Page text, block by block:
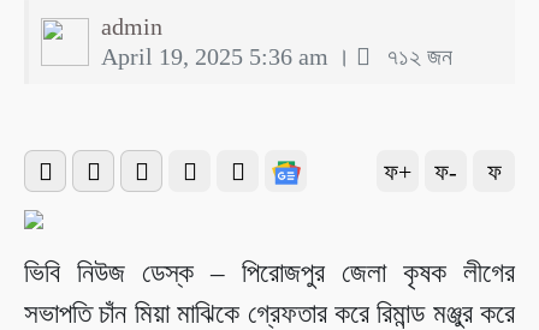
admin
April 19, 2025 5:36 am ।
৭১২ জন
ফ+ ফ- ফ
ভিবি নিউজ ডেস্ক – পিরোজপুর জেলা কৃষক লীগের
সভাপতি চাঁন মিয়া মাঝিকে গ্রেফতার করে রিমান্ড মঞ্জুর করে